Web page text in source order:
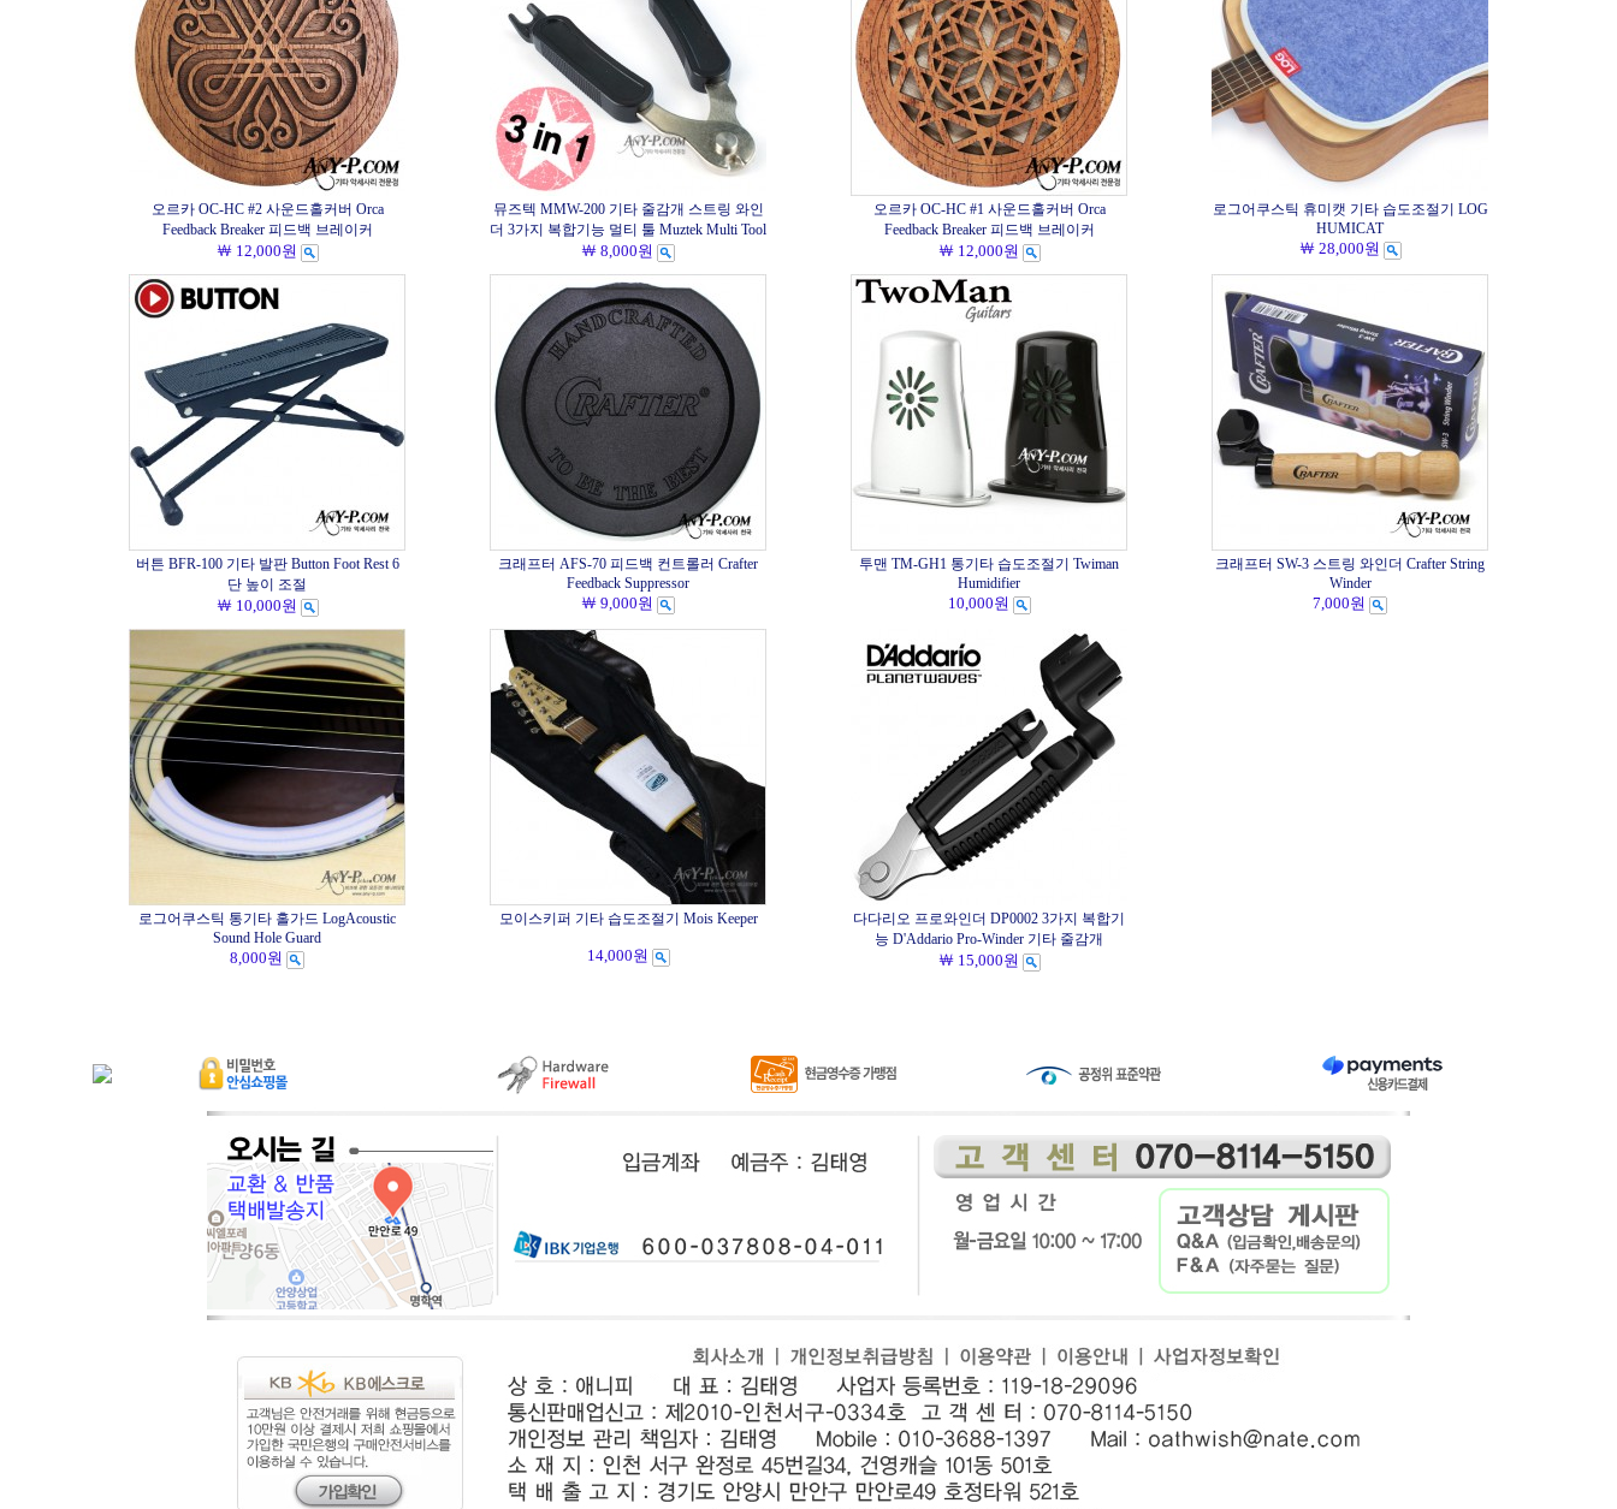
오르카 OC-HC #2 사운드홀커버 Orca
Feedback Breaker 피드백 브레이커
￦ 12,000원
뮤즈텍 MMW-200 기타 줄감개 스트링 와인
더 3가지 복합기능 멀티 툴 Muztek Multi Tool
￦ 8,000원
오르카 OC-HC #1 사운드홀커버 Orca
Feedback Breaker 피드백 브레이커
￦ 12,000원
로그어쿠스틱 휴미캣 기타 습도조절기 LOG
HUMICAT
￦ 28,000원
버튼 BFR-100 기타 발판 Button Foot Rest 6
단 높이 조절
￦ 10,000원
크래프터 AFS-70 피드백 컨트롤러 Crafter
Feedback Suppressor
￦ 9,000원
투맨 TM-GH1 통기타 습도조절기 Twiman
Humidifier
10,000원
크래프터 SW-3 스트링 와인더 Crafter String
Winder
7,000원
로그어쿠스틱 통기타 홀가드 LogAcoustic
Sound Hole Guard
8,000원
모이스키퍼 기타 습도조절기 Mois Keeper
14,000원
다다리오 프로와인더 DP0002 3가지 복합기
능 D'Addario Pro-Winder 기타 줄감개
￦ 15,000원